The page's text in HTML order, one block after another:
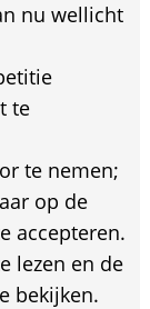
nu wellicht
te
te nemen;
op de
accepteren.
lezen en de
bekijken.